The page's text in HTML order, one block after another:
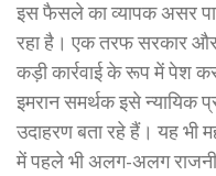
इस फैसले का व्यापक असर
रहा है। एक तरफ सरकार
कड़ी कार्रवाई के रूप में पेश
इमरान समर्थक इसे न्यायिक
उदाहरण बता रहे हैं। यह भी
में पहले भी अलग-अलग